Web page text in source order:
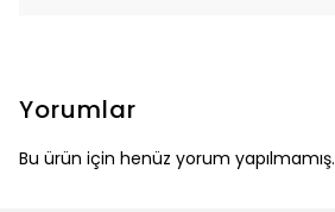
Yorumlar
Bu ürün için henüz yorum yapılmamış.